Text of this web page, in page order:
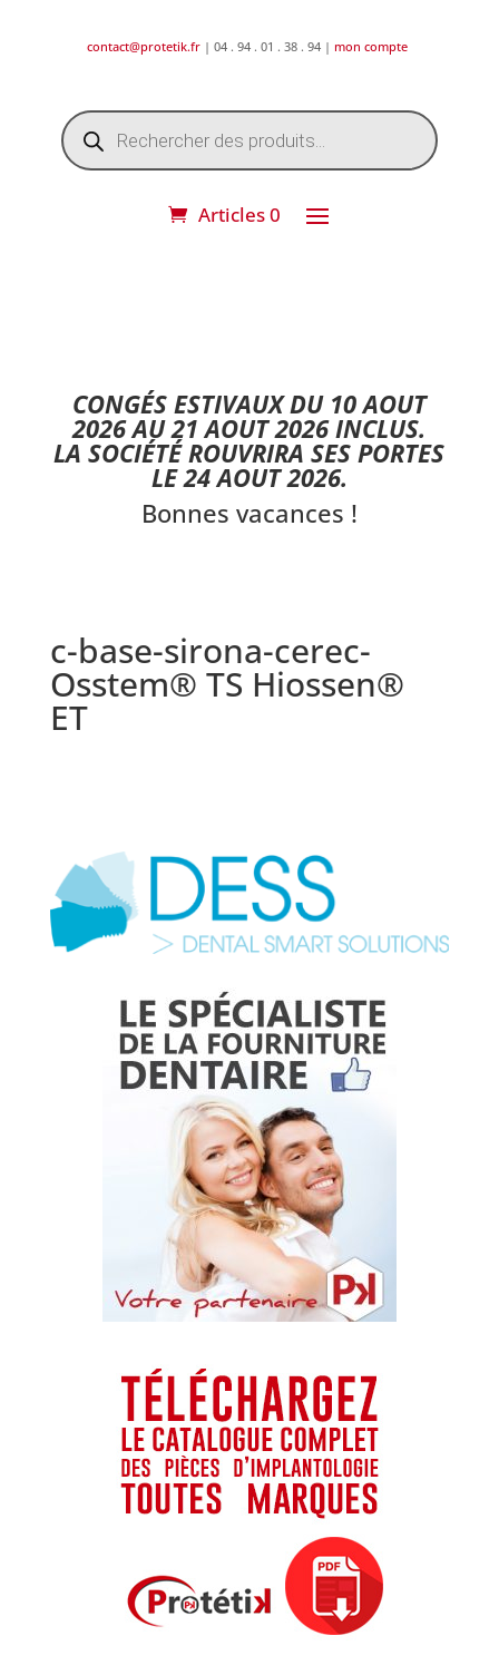
contact@protetik.fr | 04 . 94 . 01 . 38 . 94 | mon compte
Recherche
de
produits
Articles 0
CONGÉS ESTIVAUX DU 10 AOUT
2026 AU 21 AOUT 2026 INCLUS.
LA SOCIÉTÉ ROUVRIRA SES PORTES
LE 24 AOUT 2026.
Bonnes vacances !
c-base-sirona-cerec-
Osstem® TS Hiossen®
ET